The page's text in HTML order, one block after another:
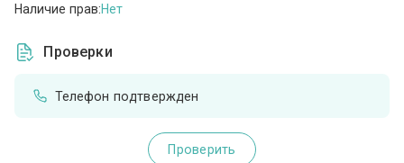
Наличие прав:Нет
Проверки
Телефон подтвержден
Проверить